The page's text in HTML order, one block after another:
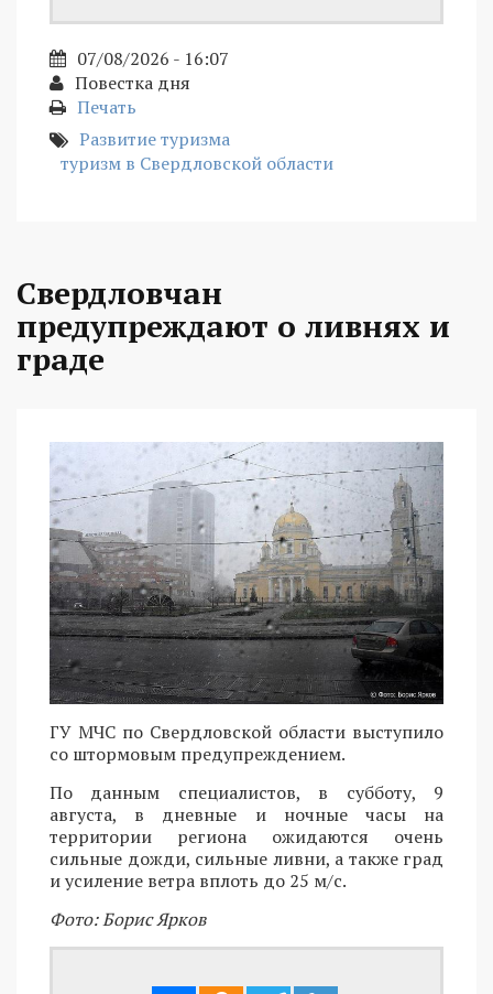
07/08/2026 - 16:07
Повестка дня
Печать
Развитие туризма
туризм в Свердловской области
Свердловчан
предупреждают о ливнях и
граде
ГУ МЧС по Свердловской области выступило
со штормовым предупреждением.
По данным специалистов, в субботу, 9
августа, в дневные и ночные часы на
территории региона ожидаются очень
сильные дожди, сильные ливни, а также град
и усиление ветра вплоть до 25 м/с.
Фото: Борис Ярков